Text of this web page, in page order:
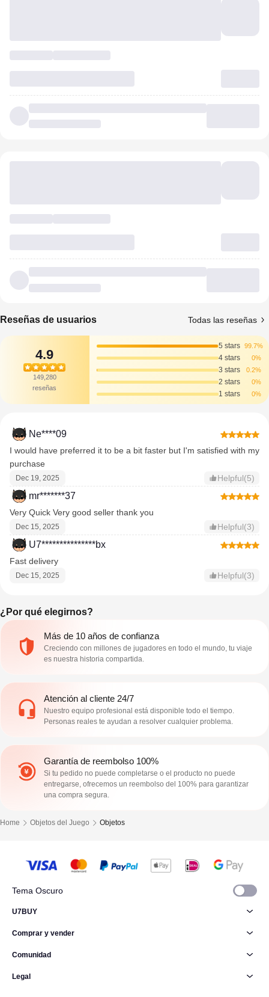
Reseñas de usuarios Todas las reseñas
4.9
149,280
reseñas
5 stars 99.7%
4 stars 0%
3 stars 0.2%
2 stars 0%
1 stars 0%
Ne****09
I would have preferred it to be a bit faster but I'm satisfied with my
purchase
Dec 19, 2025 Helpful(5)
mr*******37
Very Quick Very good seller thank you
Dec 15, 2025 Helpful(3)
U7***************bx
Fast delivery
Dec 15, 2025 Helpful(3)
¿Por qué elegirnos?
Más de 10 años de confianza
Creciendo con millones de jugadores en todo el mundo, tu viaje
es nuestra historia compartida.
Atención al cliente 24/7
Nuestro equipo profesional está disponible todo el tiempo.
Personas reales te ayudan a resolver cualquier problema.
Garantía de reembolso 100%
Si tu pedido no puede completarse o el producto no puede
entregarse, ofrecemos un reembolso del 100% para garantizar
una compra segura.
Home Objetos del Juego Objetos
Tema Oscuro
U7BUY
Comprar y vender
Comunidad
Legal